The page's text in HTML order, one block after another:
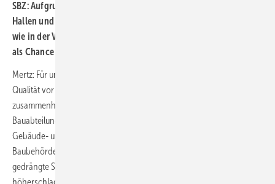
SBZ: Aufgrund des angepassten Hygienekonzeptes werden die
Hallen und auch die Messestände nicht mehr so überfüllt sein
wie in der Vergangenheit. Sehen Sie das als Hemmnis oder eher
als Chance für Hersteller und Besucher?
Mertz: Für uns in der Klima- und Lüftungstechnik stand schon immer
Qualität vor Quantität, was vorrangig mit unseren Zielgruppen
zusammenhängt. Hierbei fokussieren wir insbesondere die
Bauabteilungen der Immobilienwirtschaft und der Industrie, die
Gebäude- und Anlagenbetreiber, die Planer und Architekten sowie die
Baubehörden der verschiedenen Gebietskörperschaften. Dicht
gedrängte Stände lassen das Herz des Marketingleiters
höherschlagen, für den technisch orientierten Vertriebschef unserer